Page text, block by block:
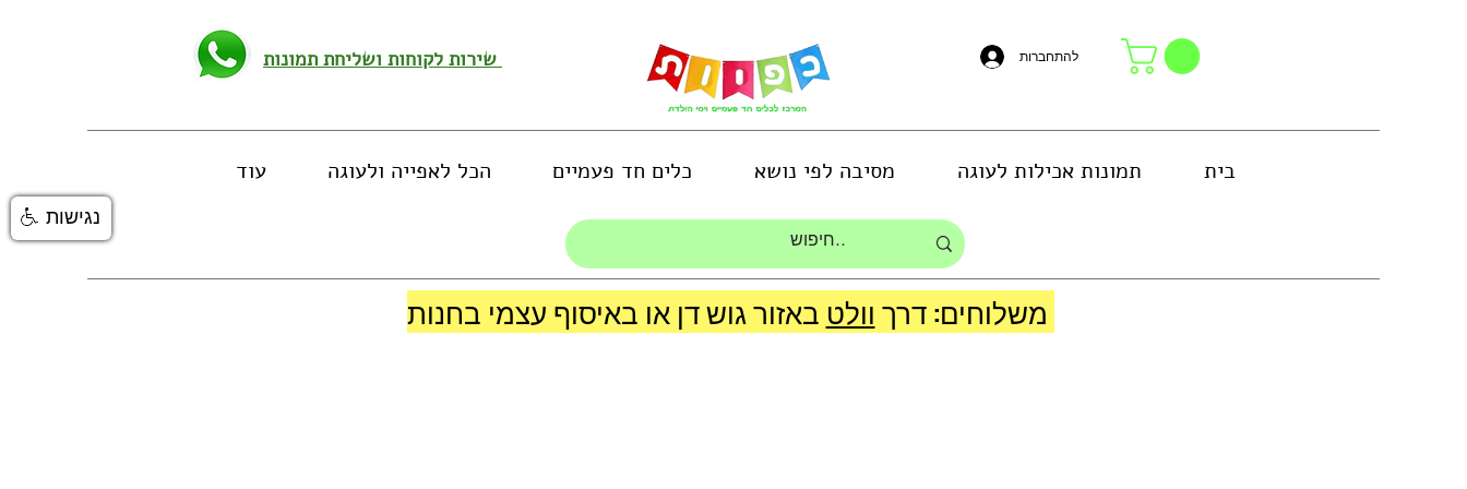
להתחברות
בית תמונות אכילות לעוגה מסיבה לפי נושא כלים חד פעמיים הכל לאפייה ולעוגה עוד
משלוחים: דרך וולט
נגישות